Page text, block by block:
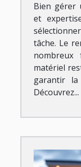
Bien gérer
et
tâche. Le
matériel
garantir
Découvrez...